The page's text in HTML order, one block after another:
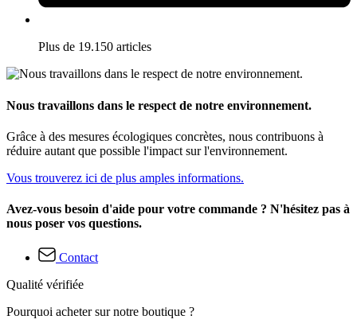
Plus de 19.150 articles
Nous travaillons dans le respect de notre environnement.
Grâce à des mesures écologiques concrètes, nous contribuons à
réduire autant que possible l'impact sur l'environnement.
Vous trouverez ici de plus amples informations.
Avez-vous besoin d'aide pour votre commande ? N'hésitez pas à
nous poser vos questions.
Contact
Qualité vérifiée
Pourquoi acheter sur notre boutique ?